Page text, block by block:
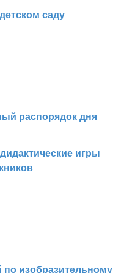
саду
распорядок дня
игры
по изобразительному